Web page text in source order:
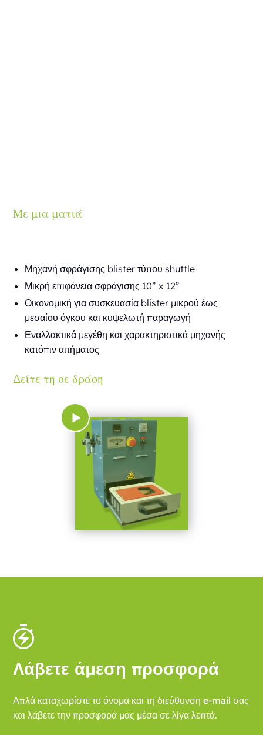
Με μια ματιά
Μηχανή σφράγισης blister τύπου shuttle
Μικρή επιφάνεια σφράγισης 10” x 12”
Οικονομική για συσκευασία blister μικρού έως
μεσαίου όγκου και κυψελωτή παραγωγή
Εναλλακτικά μεγέθη και χαρακτηριστικά μηχανής
κατόπιν αιτήματος
Δείτε τη σε δράση
Λάβετε άμεση προσφορά
Απλά καταχωρίστε το όνομα και τη διεύθυνση e-mail σας
και λάβετε την προσφορά μας μέσα σε λίγα λεπτά.